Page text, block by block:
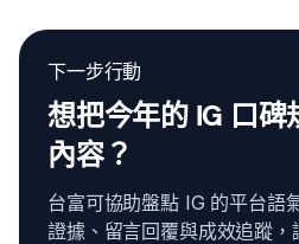
下一步行動
想把今年的 IG 口
內容？
台富可協助盤點 IG 的平台語
證據、留言回覆與成效追蹤